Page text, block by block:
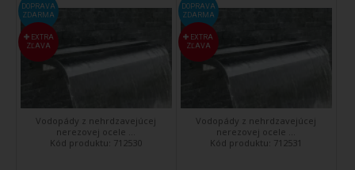
DOPRAVA
ZDARMA
EXTRA
ZĽAVA
Vodopády z nehrdzavejúcej
nerezovej ocele ...
Kód produktu: 712530
DOPRAVA
ZDARMA
EXTRA
ZĽAVA
Vodopády z nehrdzavejúcej
nerezovej ocele ...
Kód produktu: 712531